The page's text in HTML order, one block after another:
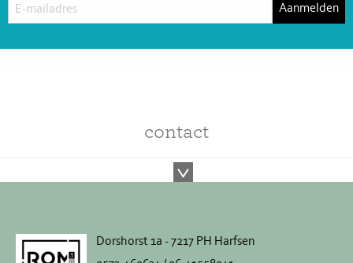
contact
Dorshorst 1a - 7217 PH Harfsen